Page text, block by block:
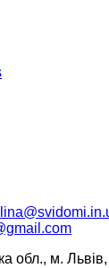
обл., м.